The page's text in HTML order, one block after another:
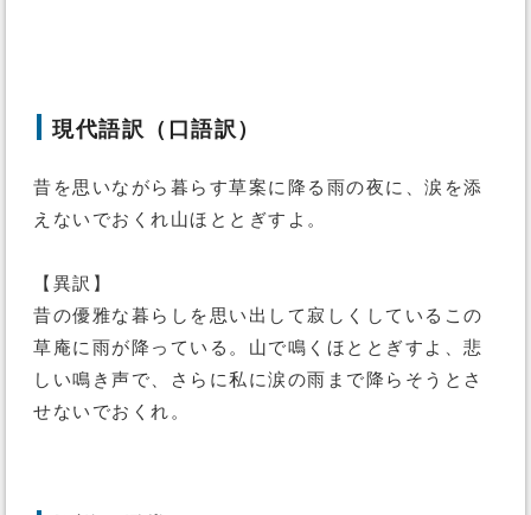
現代語訳（口語訳）
昔を思いながら暮らす草案に降る雨の夜に、涙を添
えないでおくれ山ほととぎすよ。
【異訳】
昔の優雅な暮らしを思い出して寂しくしているこの
草庵に雨が降っている。山で鳴くほととぎすよ、悲
しい鳴き声で、さらに私に涙の雨まで降らそうとさ
せないでおくれ。